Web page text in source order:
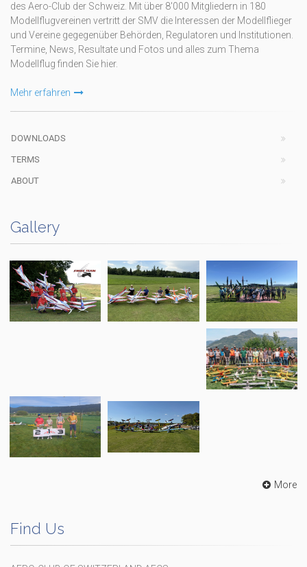
des Aero-Club der Schweiz. Mit über 8'000 Mitgliedern in 180
Modellflugvereinen vertritt der SMV die Interessen der Modellflieger
und Vereine gegegenüber Behörden, Regulatoren und Institutionen.
Termine, News, Resultate und Fotos und alles zum Thema
Modellflug finden Sie hier.
Mehr erfahren
DOWNLOADS
TERMS
ABOUT
Gallery
More
Find Us